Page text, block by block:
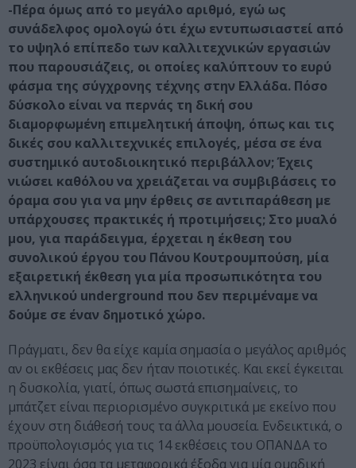
-Πέρα όμως από το μεγάλο αριθμό, εγώ ως
συνάδελφος ομολογώ ότι έχω εντυπωσιαστεί από
το υψηλό επίπεδο των καλλιτεχνικών εργασιών
που παρουσιάζεις, οι οποίες καλύπτουν το ευρύ
φάσμα της σύγχρονης τέχνης στην Ελλάδα. Πόσο
δύσκολο είναι να περνάς τη δική σου
διαμορφωμένη επιμελητική άποψη, όπως και τις
δικές σου καλλιτεχνικές επιλογές, μέσα σε ένα
συστημικό αυτοδιοικητικό περιβάλλον; Έχεις
νιώσει καθόλου να χρειάζεται να συμβιβάσεις το
όραμα σου για να μην έρθεις σε αντιπαράθεση με
υπάρχουσες πρακτικές ή προτιμήσεις; Στο μυαλό
μου, για παράδειγμα, έρχεται η έκθεση του
συνολικού έργου του Πάνου Κουτρουμπούση, μία
εξαιρετική έκθεση για μία προσωπικότητα του
ελληνικού underground που δεν περιμέναμε να
δούμε σε έναν δημοτικό χώρο.
Πράγματι, δεν θα είχε καμία σημασία ο μεγάλος αριθμός
αν οι εκθέσεις μας δεν ήταν ποιοτικές. Και εκεί έγκειται
η δυσκολία, γιατί, όπως σωστά επισημαίνεις, το
μπάτζετ είναι περιορισμένο συγκριτικά με εκείνο που
έχουν στη διάθεσή τους τα άλλα μουσεία. Ενδεικτικά, ο
προϋπολογισμός για τις 14 εκθέσεις του ΟΠΑΝΔΑ το
2023 είναι όσα τα μεταφορικά έξοδα για μία ομαδική